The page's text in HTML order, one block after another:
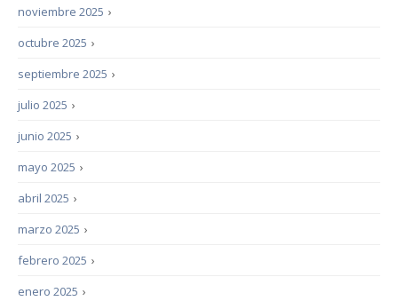
›
noviembre 2025
›
octubre 2025
›
septiembre 2025
›
julio 2025
›
junio 2025
›
mayo 2025
›
abril 2025
›
marzo 2025
›
febrero 2025
›
enero 2025